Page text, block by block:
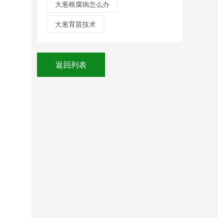
大葱根腐病怎么办
大葱育苗技术
返回列表